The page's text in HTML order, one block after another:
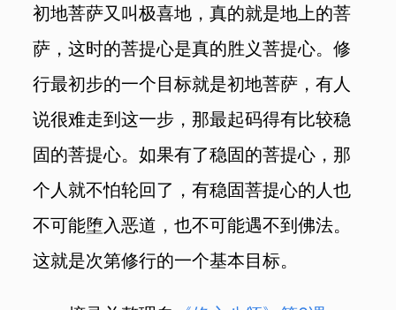
初地菩萨又叫极喜地 ，真的就是地上的菩
萨，这时的菩提心是真的胜义菩提心。修
行最初步的一个目标就是初地菩萨，有人
说很难走到这一步，那最起码得有比较稳
固的菩提心。如果有了稳固的菩提心，那
个人就不怕轮回了，有稳固菩提心的人也
不可能堕入恶道，也不可能遇不到佛法。
这就是次第修行的一个基本目标。